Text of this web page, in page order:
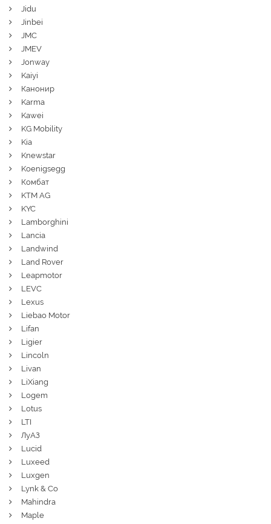
Jidu
Jinbei
JMC
JMEV
Jonway
Kaiyi
Канонир
Karma
Kawei
KG Mobility
Kia
Knewstar
Koenigsegg
Комбат
KTM AG
KYC
Lamborghini
Lancia
Landwind
Land Rover
Leapmotor
LEVC
Lexus
Liebao Motor
Lifan
Ligier
Lincoln
Livan
LiXiang
Logem
Lotus
LTI
ЛуАЗ
Lucid
Luxeed
Luxgen
Lynk & Co
Mahindra
Maple